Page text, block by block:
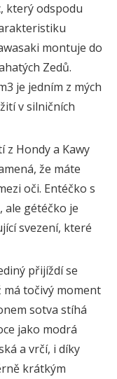
který odspodu
montuje do
Zedů.
je jedním z mých
v silničních
z Hondy a Kawy
že máte
oči. Entéčko s
ale gétéčko je
svezení, které
přijíždí se
má točivý moment
sotva stíhá
jako modrá
a vrčí, i díky
krátkým